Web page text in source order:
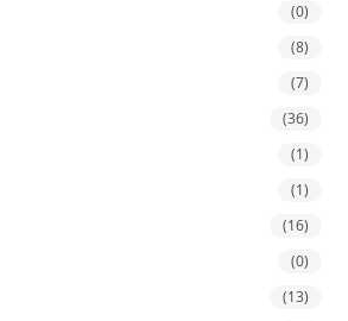
(0)
(8)
(7)
(36)
(1)
(1)
(16)
(0)
(13)